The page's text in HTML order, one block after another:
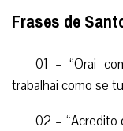
Frases de
01 – “Orai
trabalhai como se
02 – “Acredito